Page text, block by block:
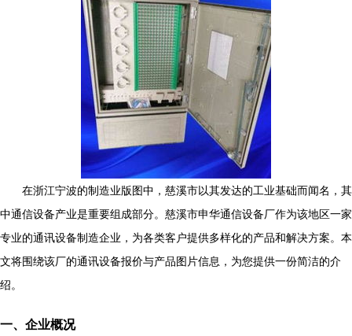
在浙江宁波的制造业版图中，慈溪市以其发达的工业基础而闻名，其
中通信设备产业是重要组成部分。慈溪市申华通信设备厂作为该地区一家
专业的通讯设备制造企业，为各类客户提供多样化的产品和解决方案。本
文将围绕该厂的通讯设备报价与产品图片信息，为您提供一份简洁的介
绍。
一、企业概况